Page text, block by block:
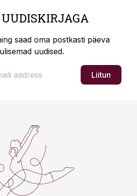
saad oma postkasti päeva
uudised.
Liitun